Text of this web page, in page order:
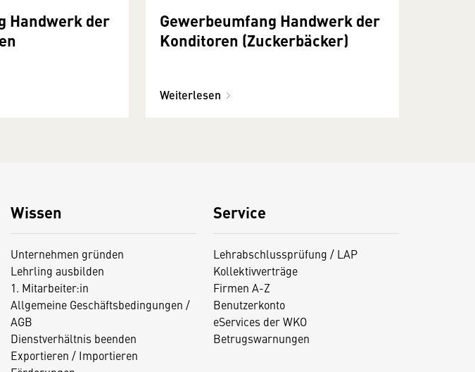
Handwerk der
Gewerbeumfang Handwerk der
Konditoren (Zuckerbäcker)
Weiterlesen
Wissen
Unternehmen gründen
Lehrling ausbilden
1. Mitarbeiter:in
Allgemeine Geschäftsbedingungen /
AGB
Dienstverhältnis beenden
Exportieren / Importieren
Service
Lehrabschlussprüfung / LAP
Kollektivverträge
Firmen A-Z
Benutzerkonto
eServices der WKO
Betrugswarnungen